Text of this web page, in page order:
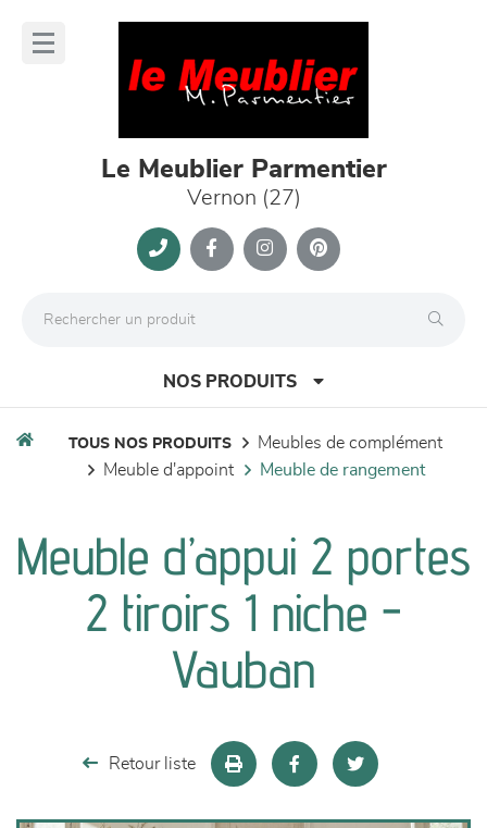
Le Meublier Parmentier
Vernon (27)
NOS PRODUITS
séjours
meubles de complément
chambres et dressing
TOUS NOS PRODUITS
meubles de complément
meuble d'appoint
meuble de rangement
Meuble d’appui 2 portes
2 tiroirs 1 niche -
Vauban
Retour liste